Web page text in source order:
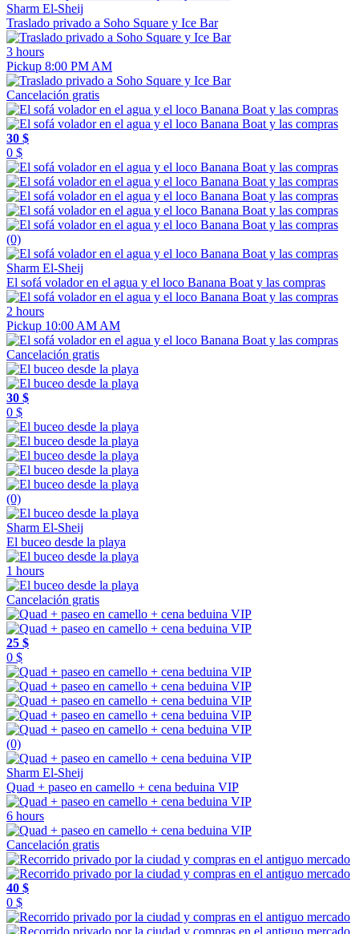
Sharm El-Sheij
Traslado privado a Soho Square y Ice Bar
3 hours
Pickup 8:00 PM AM
Cancelación gratis
30 $
0 $
(0)
Sharm El-Sheij
El sofá volador en el agua y el loco Banana Boat y las compras
2 hours
Pickup 10:00 AM AM
Cancelación gratis
30 $
0 $
(0)
Sharm El-Sheij
El buceo desde la playa
1 hours
Cancelación gratis
25 $
0 $
(0)
Sharm El-Sheij
Quad + paseo en camello + cena beduina VIP
6 hours
Cancelación gratis
40 $
0 $